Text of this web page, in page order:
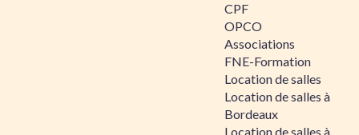
CPF
OPCO
Associations
FNE-Formation
Location de salles
Location de salles à
Bordeaux
Location de salles à